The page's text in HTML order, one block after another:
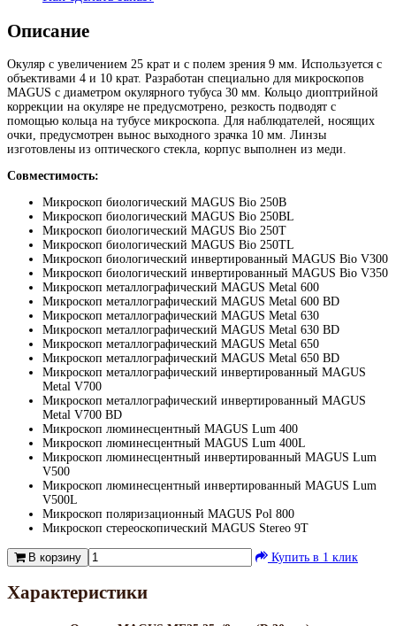
Описание
Окуляр с увеличением 25 крат и с полем зрения 9 мм. Используется с
объективами 4 и 10 крат. Разработан специально для микроскопов
MAGUS с диаметром окулярного тубуса 30 мм. Кольцо диоптрийной
коррекции на окуляре не предусмотрено, резкость подводят с
помощью кольца на тубусе микроскопа. Для наблюдателей, носящих
очки, предусмотрен вынос выходного зрачка 10 мм. Линзы
изготовлены из оптического стекла, корпус выполнен из меди.
Совместимость:
Микроскоп биологический MAGUS Bio 250B
Микроскоп биологический MAGUS Bio 250BL
Микроскоп биологический MAGUS Bio 250T
Микроскоп биологический MAGUS Bio 250TL
Микроскоп биологический инвертированный MAGUS Bio V300
Микроскоп биологический инвертированный MAGUS Bio V350
Микроскоп металлографический MAGUS Metal 600
Микроскоп металлографический MAGUS Metal 600 BD
Микроскоп металлографический MAGUS Metal 630
Микроскоп металлографический MAGUS Metal 630 BD
Микроскоп металлографический MAGUS Metal 650
Микроскоп металлографический MAGUS Metal 650 BD
Микроскоп металлографический инвертированный MAGUS
Metal V700
Микроскоп металлографический инвертированный MAGUS
Metal V700 BD
Микроскоп люминесцентный MAGUS Lum 400
Микроскоп люминесцентный MAGUS Lum 400L
Микроскоп люминесцентный инвертированный MAGUS Lum
V500
Микроскоп люминесцентный инвертированный MAGUS Lum
V500L
Микроскоп поляризационный MAGUS Pol 800
Микроскоп стереоскопический MAGUS Stereo 9T
В корзину Купить в 1 клик
Характеристики